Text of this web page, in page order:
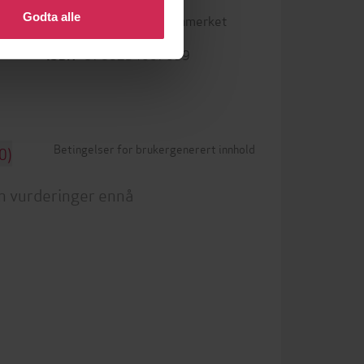
Godta alle
DRM-beskyttelse Vannmerket
ISBN 9788234007019
Betingelser for brukergenerert innhold
vurderinger ennå